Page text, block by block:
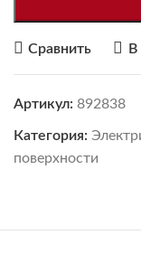
Сравнить В
Артикул: 892838
Категория:
поверхности